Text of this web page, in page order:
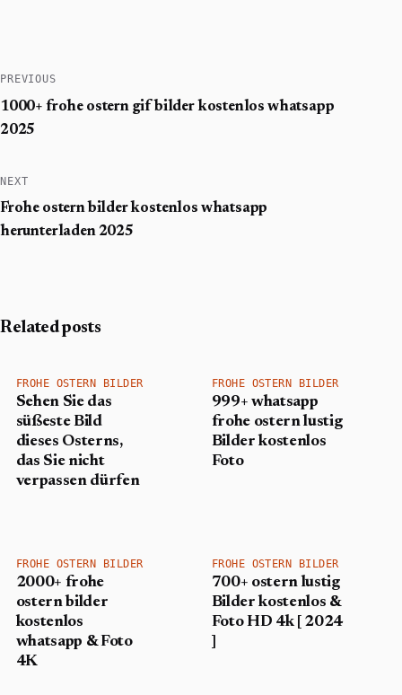
PREVIOUS
1000+ frohe ostern gif bilder kostenlos whatsapp
2025
NEXT
Frohe ostern bilder kostenlos whatsapp
herunterladen 2025
Related posts
FROHE OSTERN BILDER
Sehen Sie das
süßeste Bild
dieses Osterns,
das Sie nicht
verpassen dürfen
FROHE OSTERN BILDER
999+ whatsapp
frohe ostern lustig
Bilder kostenlos
Foto
FROHE OSTERN BILDER
2000+ frohe
ostern bilder
kostenlos
whatsapp & Foto
4K
FROHE OSTERN BILDER
700+ ostern lustig
Bilder kostenlos &
Foto HD 4k [ 2024